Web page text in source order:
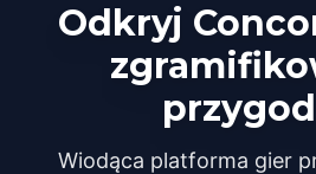
Odkryj
Wiodąca platforma gier